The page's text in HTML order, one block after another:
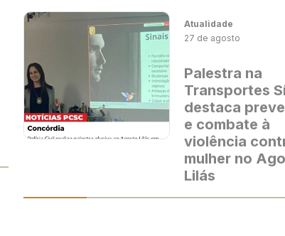
Atualidade
27 de agosto
Palestra na
Transportes
destaca
e combate à
violência
mulher no
Lilás